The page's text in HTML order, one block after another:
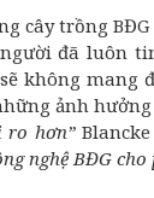
cây trồng
đã luôn
không mang
ảnh
ro hơn”Blancke
nghệ BĐG